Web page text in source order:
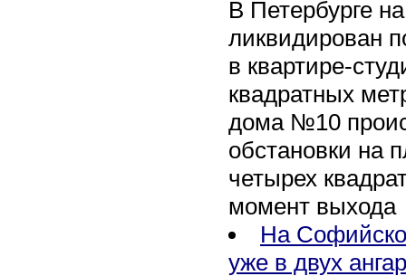
В Петербурге
ликвидирован
в квартире-
квадратных
дома №10
обстановки на
четырех
момент выхода
На
уже в двух